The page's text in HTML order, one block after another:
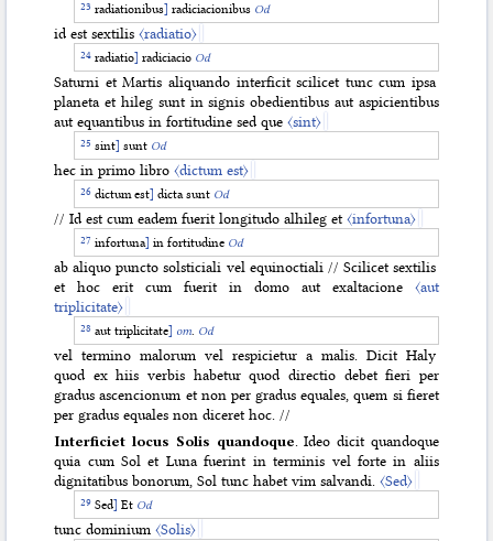
radiationibus] radiciacionibus Od
id est sextilis〈radiatio〉
radiatio] radiciacio Od
Saturni et Martis aliquando interficit scilicet tunc cum ipsa
planeta et hileg sunt in signis obedientibus aut aspicientibus
aut equantibus in fortitudine sed que〈sint〉
sint] sunt Od
hec in primo libro〈dictum est〉
dictum est] dicta sunt Od
// Id est cum eadem fuerit longitudo alhileg et〈infortuna〉
infortuna] in fortitudine Od
ab aliquo puncto solsticiali vel equinoctiali // Scilicet sextilis
et hoc erit cum fuerit in domo aut exaltacione 〈aut
triplicitate〉
aut triplicitate] om. Od
vel termino malorum vel respicietur a malis. Dicit Haly
quod ex hiis verbis habetur quod directio debet fieri per
gradus ascencionum et non per gradus equales, quem si fieret
per gradus equales non diceret hoc. //
Interficiet locus Solis quandoque . Ideo dicit quandoque
quia cum Sol et Luna fuerint in terminis vel forte in aliis
dignitatibus bonorum, Sol tunc habet vim salvandi.〈Sed〉
Sed] Et Od
tunc dominium〈Solis〉